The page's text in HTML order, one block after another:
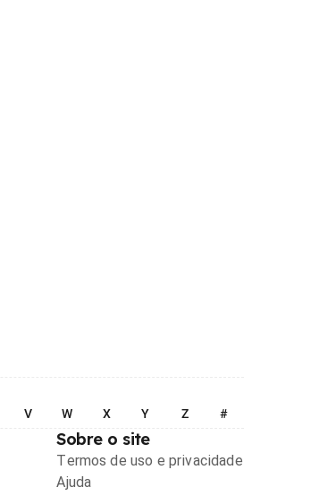
V W X Y Z #
Sobre o site
Termos de uso e privacidade
Ajuda